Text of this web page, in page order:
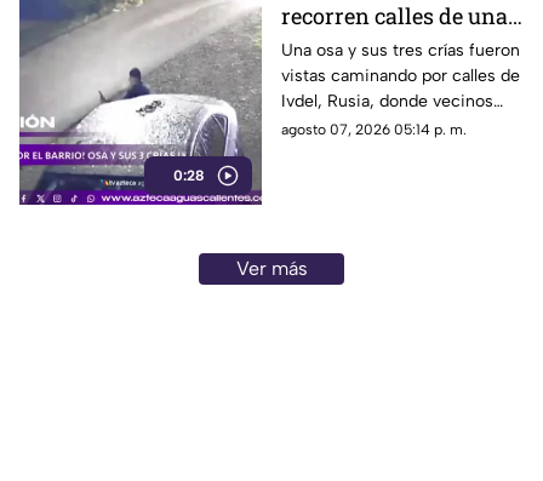
0:28
recorren calles de una
ciudad en Rusia
Una osa y sus tres crías fueron
vistas caminando por calles de
Ivdel, Rusia, donde vecinos
reportan un aumento en los
agosto 07, 2026 05:14 p. m.
Ver más